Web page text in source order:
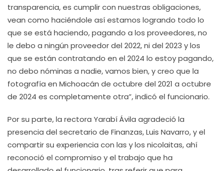
transparencia, es cumplir con nuestras obligaciones,
vean como haciéndole así estamos logrando todo lo
que se está haciendo, pagando a los proveedores, no
le debo a ningún proveedor del 2022, ni del 2023 y los
que se están contratando en el 2024 lo estoy pagando,
no debo nóminas a nadie, vamos bien, y creo que la
fotografía en Michoacán de octubre del 2021 a octubre
de 2024 es completamente otra”, indicó el funcionario.
Por su parte, la rectora Yarabí Ávila agradeció la
presencia del secretario de Finanzas, Luis Navarro, y el
compartir su experiencia con las y los nicolaitas, ahí
reconoció el compromiso y el trabajo que ha